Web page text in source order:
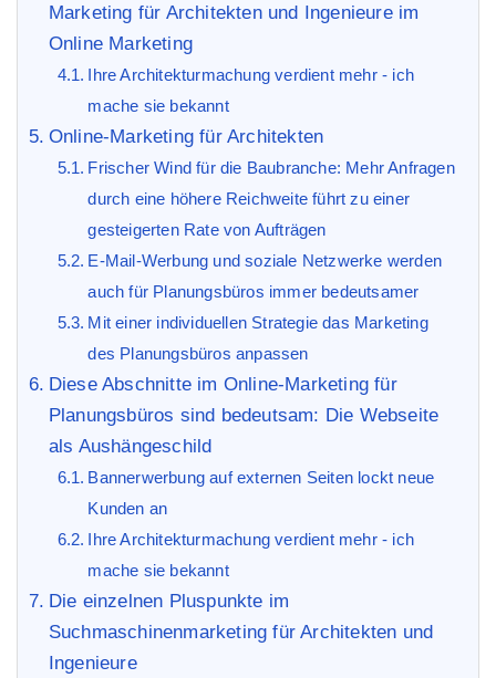
Marketing für Architekten und Ingenieure im
Online Marketing
Ihre Architekturmachung verdient mehr - ich
mache sie bekannt
Online-Marketing für Architekten
Frischer Wind für die Baubranche: Mehr Anfragen
durch eine höhere Reichweite führt zu einer
gesteigerten Rate von Aufträgen
E-Mail-Werbung und soziale Netzwerke werden
auch für Planungsbüros immer bedeutsamer
Mit einer individuellen Strategie das Marketing
des Planungsbüros anpassen
Diese Abschnitte im Online-Marketing für
Planungsbüros sind bedeutsam: Die Webseite
als Aushängeschild
Bannerwerbung auf externen Seiten lockt neue
Kunden an
Ihre Architekturmachung verdient mehr - ich
mache sie bekannt
Die einzelnen Pluspunkte im
Suchmaschinenmarketing für Architekten und
Ingenieure